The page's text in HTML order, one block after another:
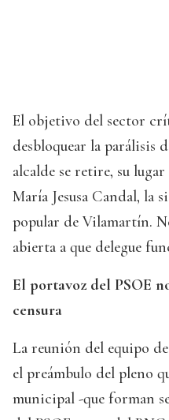
El objetivo del sector
desbloquear la parálisis
alcalde se retire, su
María Jesusa Candal, la
popular de Vilamartín.
abierta a que delegue
El portavoz del PSOE
censura
La reunión del equipo
el preámbulo del pleno
municipal -que forman